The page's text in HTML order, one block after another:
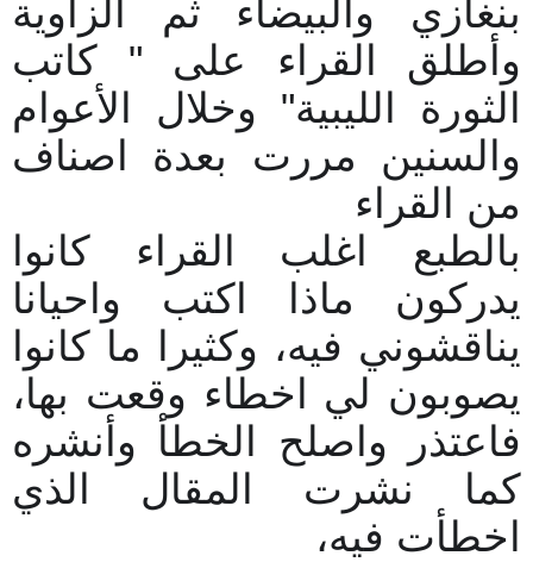
بنغازي والبيضاء ثم الزاوية
وأطلق القراء على " كاتب
الثورة الليبية" وخلال الأعوام
والسنين مررت بعدة اصناف
من القراء
بالطبع اغلب القراء كانوا
يدركون ماذا اكتب واحيانا
يناقشوني فيه، وكثيرا ما كانوا
يصوبون لي اخطاء وقعت بها،
فاعتذر واصلح الخطأ وأنشره
كما نشرت المقال الذي
اخطأت فيه،